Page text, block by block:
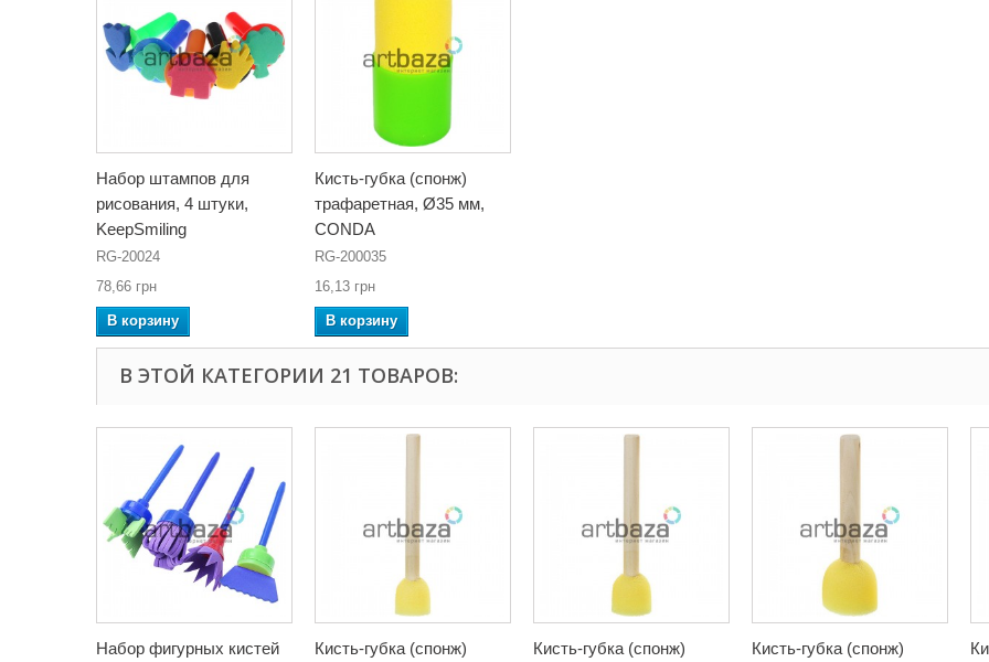
Набор штампов для
рисования, 4 штуки,
KeepSmiling
RG-20024
78,66 грн
В корзину
Кисть-губка (спонж)
трафаретная, Ø35 мм,
CONDA
RG-200035
16,13 грн
В корзину
В ЭТОЙ КАТЕГОРИИ 21 ТОВАРОВ:
Набор фигурных кистей
Кисть-губка (спонж)
Кисть-губка (спонж)
Кисть-губка (спонж)